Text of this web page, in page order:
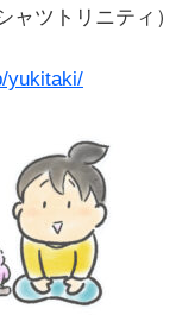
ャツトリニティ
yukitaki/